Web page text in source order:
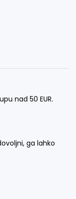
nad 50 EUR.
ga lahko